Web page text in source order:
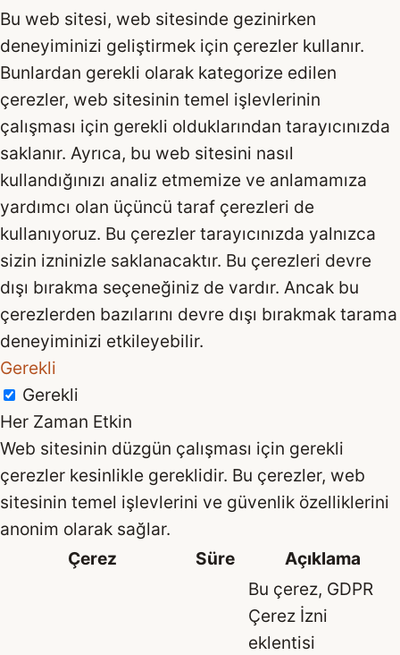
Bu web sitesi, web sitesinde gezinirken
deneyiminizi geliştirmek için çerezler kullanır.
Bunlardan gerekli olarak kategorize edilen
çerezler, web sitesinin temel işlevlerinin
çalışması için gerekli olduklarından tarayıcınızda
saklanır. Ayrıca, bu web sitesini nasıl
kullandığınızı analiz etmemize ve anlamamıza
yardımcı olan üçüncü taraf çerezleri de
kullanıyoruz. Bu çerezler tarayıcınızda yalnızca
sizin izninizle saklanacaktır. Bu çerezleri devre
dışı bırakma seçeneğiniz de vardır. Ancak bu
çerezlerden bazılarını devre dışı bırakmak tarama
deneyiminizi etkileyebilir.
Gerekli
Gerekli
Her Zaman Etkin
Web sitesinin düzgün çalışması için gerekli
çerezler kesinlikle gereklidir. Bu çerezler, web
sitesinin temel işlevlerini ve güvenlik özelliklerini
anonim olarak sağlar.
Çerez
Süre Açıklama
Bu çerez, GDPR
Çerez İzni
eklentisi